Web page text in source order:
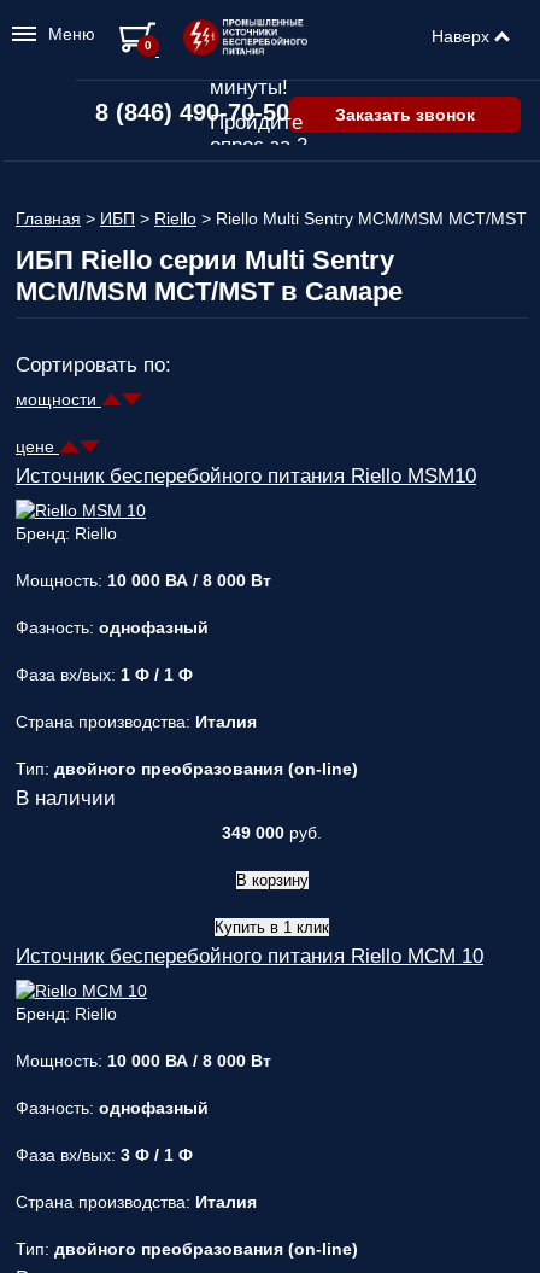
8 (846) 490-70-50 Заказать звонок
Главная > ИБП > Riello > Riello Multi Sentry MCM/MSM MCT/MST
ИБП Riello серии Multi Sentry
MCM/MSM MCT/MST в Самаре
Сортировать по:
мощности
цене
Источник бесперебойного питания Riello MSM10
Бренд: Riello
Мощность: 10 000 ВА / 8 000 Вт
Фазность: однофазный
Фаза вх/вых: 1 Ф / 1 Ф
Страна производства: Италия
Тип: двойного преобразования (on-line)
В наличии
349 000 руб.
В корзину
Купить в 1 клик
Источник бесперебойного питания Riello MCM 10
Бренд: Riello
Мощность: 10 000 ВА / 8 000 Вт
Фазность: однофазный
Фаза вх/вых: 3 Ф / 1 Ф
Страна производства: Италия
Тип: двойного преобразования (on-line)
Меню Наверх
0
Подбор ИБП
минуты!
Пройдите
опрос за 2
минуты
какой ИБП
подходит
именно вам!
Пройдите
учитывая
параметры!
расчет
монтажных
расходных
материалов!
Контакты
вашего
персонального
менеджера,
вопрос и
необходимое
фаз: